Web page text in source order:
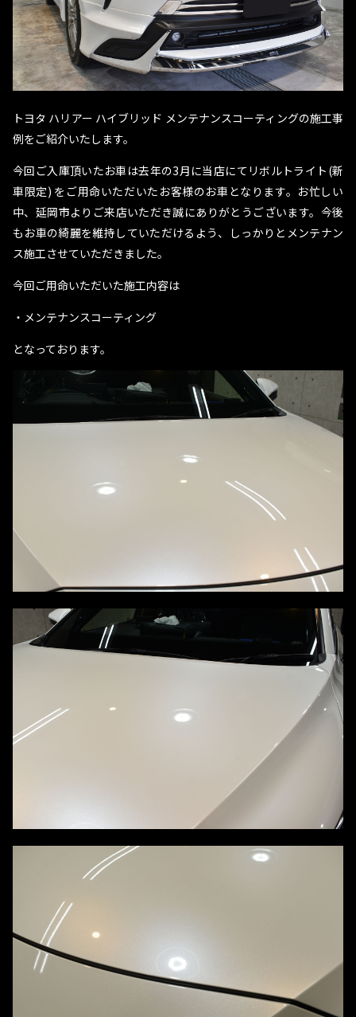
トヨタ ハリアー ハイブリッド メンテナンスコーティングの施工事
例をご紹介いたします。
今回ご入庫頂いたお車は去年の3月に当店にてリボルトライト(新
車限定) をご用命いただいたお客様のお車となります。お忙しい
中、延岡市よりご来店いただき誠にありがとうございます。今後
もお車の綺麗を維持していただけるよう、しっかりとメンテナン
ス施工させていただきました。
今回ご用命いただいた施工内容は
・メンテナンスコーティング
となっております。